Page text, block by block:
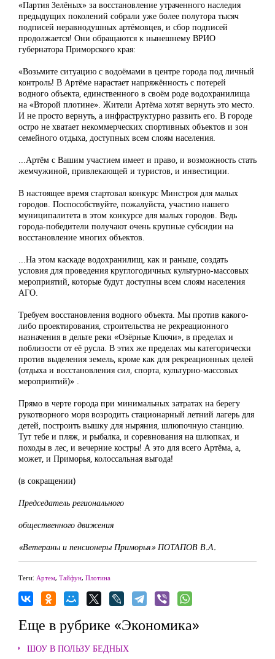
«Партия Зелёных» за восстановление утраченного наследия
предыдущих поколений собрали уже более полутора тысяч
подписей неравнодушных артёмовцев, и сбор подписей
продолжается! Они обращаются к нынешнему ВРИО
губернатора Приморского края:
«Возьмите ситуацию с водоёмами в центре города под личный
контроль! В Артёме нарастает напряжённость с потерей
водного объекта, единственного в своём роде водохранилища
на «Второй плотине». Жители Артёма хотят вернуть это место.
И не просто вернуть, а инфраструктурно развить его. В городе
остро не хватает некоммерческих спортивных объектов и зон
семейного отдыха, доступных всем слоям населения.
...Артём с Вашим участием имеет и право, и возможность стать
жемчужиной, привлекающей и туристов, и инвестиции.
В настоящее время стартовал конкурс Минстроя для малых
городов. Поспособствуйте, пожалуйста, участию нашего
муниципалитета в этом конкурсе для малых городов. Ведь
города-победители получают очень крупные субсидии на
восстановление многих объектов.
...На этом каскаде водохранилищ, как и раньше, создать
условия для проведения круглогодичных культурно-массовых
мероприятий, которые будут доступны всем слоям населения
АГО.
Требуем восстановления водного объекта. Мы против какого-
либо проектирования, строительства не рекреационного
назначения в дельте реки «Озёрные Ключи», в пределах и
поблизости от её русла. В этих же пределах мы категорически
против выделения земель, кроме как для рекреационных целей
(отдыха и восстановления сил, спорта, культурно-массовых
мероприятий)» .
Прямо в черте города при минимальных затратах на берегу
рукотворного моря возродить стационарный летний лагерь для
детей, построить вышку для ныряния, шлюпочную станцию.
Тут тебе и пляж, и рыбалка, и соревнования на шлюпках, и
походы в лес, и вечерние костры! А это для всего Артёма, а,
может, и Приморья, колоссальная выгода!
(в сокращении)
Председатель регионального
общественного движения
«Ветераны и пенсионеры Приморья» ПОТАПОВ В.А.
Теги: Артем, Тайфун, Плотина
Еще в рубрике «Экономика»
ШОУ В ПОЛЬЗУ БЕДНЫХ